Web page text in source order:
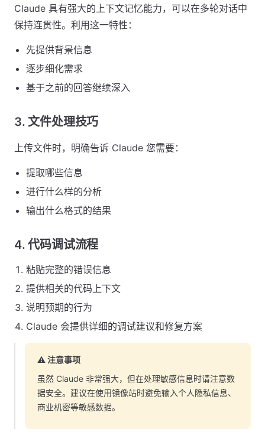
Claude 具有强大的上下文记忆能力，可以在多轮对话中
保持连贯性。利用这一特性：
先提供背景信息
逐步细化需求
基于之前的回答继续深入
3. 文件处理技巧
上传文件时，明确告诉 Claude 您需要：
提取哪些信息
进行什么样的分析
输出什么格式的结果
4. 代码调试流程
粘贴完整的错误信息
提供相关的代码上下文
说明预期的行为
Claude 会提供详细的调试建议和修复方案
⚠️ 注意事项
虽然 Claude 非常强大，但在处理敏感信息时请注意数
据安全。建议在使用镜像站时避免输入个人隐私信息、
商业机密等敏感数据。